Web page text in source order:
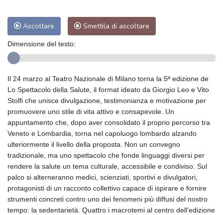
Ascoltare Smettila di ascoltare
Dimensione del testo:
Il 24 marzo al Teatro Nazionale di Milano torna la 5ª edizione de
Lo Spettacolo della Salute, il format ideato da Giorgio Leo e Vito
Stolfi che unisce divulgazione, testimonianza e motivazione per
promuovere uno stile di vita attivo e consapevole. Un
appuntamento che, dopo aver consolidato il proprio percorso tra
Veneto e Lombardia, torna nel capoluogo lombardo alzando
ulteriormente il livello della proposta. Non un convegno
tradizionale, ma uno spettacolo che fonde linguaggi diversi per
rendere la salute un tema culturale, accessibile e condiviso. Sul
palco si alterneranno medici, scienziati, sportivi e divulgatori,
protagonisti di un racconto collettivo capace di ispirare e fornire
strumenti concreti contro uno dei fenomeni più diffusi del nostro
tempo: la sedentarietà. Quattro i macrotemi al centro dell'edizione